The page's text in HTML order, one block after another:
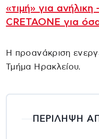
«τιμή» για
CRETAONE για
Η προανάκριση
Τμήμα Ηρακλείου.
ΠΕΡΙΛΗΨΗ